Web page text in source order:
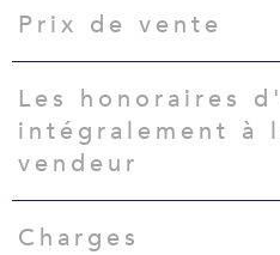
Caractéristiques Valeurs
Prix de vente
Les honoraires
intégralement à
vendeur
Charges